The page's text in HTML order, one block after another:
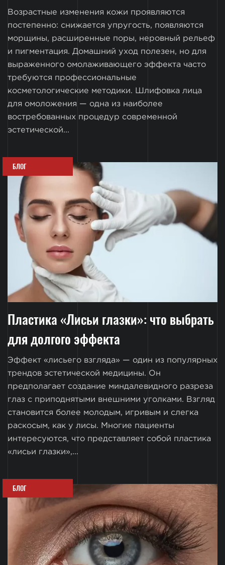
Возрастные изменения кожи проявляются
постепенно: снижается упругость, появляются
морщины, расширенные поры, неровный рельеф
и пигментация. Домашний уход полезен, но для
выраженного омолаживающего эффекта часто
требуются профессиональные
косметологические методики. Шлифовка лица
для омоложения — одна из наиболее
востребованных процедур современной
эстетической...
БЛОГ
Пластика «Лисьи глазки»: что выбрать
для долгого эффекта
Эффект «лисьего взгляда» — один из популярных
трендов эстетической медицины. Он
предполагает создание миндалевидного разреза
глаз с приподнятыми внешними уголками. Взгляд
становится более молодым, игривым и слегка
раскосым, как у лисы. Многие пациенты
интересуются, что представляет собой пластика
«лисьи глазки»,...
БЛОГ